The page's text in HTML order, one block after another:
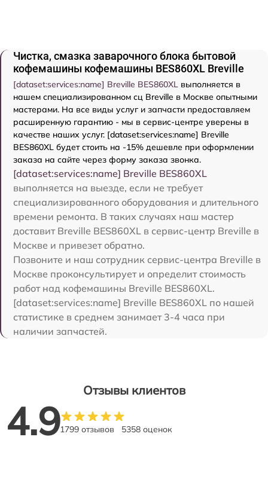
Чистка, смазка заварочного блока бытовой
кофемашины кофемашины BES860XL Breville
[dataset:services:name] Breville BES860XL выполняется в
нашем специализированном сц Breville в Москве опытными
мастерами. На все виды услуг и запчасти предоставляем
расширенную гарантию - мы в сервис-центре уверены в
качестве наших услуг. [dataset:services:name] Breville
BES860XL будет стоить на -15% дешевле при оформлении
заказа на сайте через форму заказа звонка.
[dataset:services:name] Breville BES860XL
выполняется на выезде, если не требует
специализированного оборудования и длительного
времени ремонта. В таких случаях наш мастер
доставит Breville BES860XL в сервис-центр Breville в
Москве и привезет обратно.
Позвоните и наш сотрудник сервис-центра Breville в
Москве проконсультирует и определит стоимость
работ над кофемашины Breville BES860XL.
[dataset:services:name] Breville BES860XL по нашей
статистике в среднем занимает 3-4 часа при
наличии запчастей.
Отзывы клиентов
4.91799 отзывов 5358 оценок